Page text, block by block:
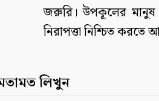
জরুরি। উপকূলের মানুষ
নিরাপত্তা নিশ্চিত
লিখুন